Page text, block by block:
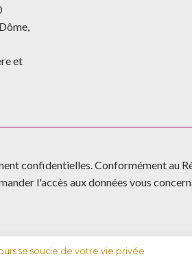
et
confidentielles. Conformément au
l'accès aux données vous
se soucie de votre vie privée